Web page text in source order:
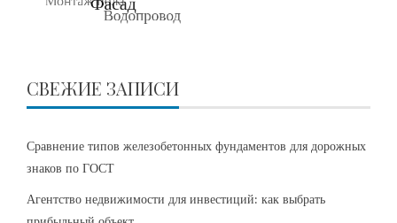
СВЕЖИЕ ЗАПИСИ
Сравнение типов железобетонных фундаментов для дорожных
знаков по ГОСТ
Агентство недвижимости для инвестиций: как выбрать